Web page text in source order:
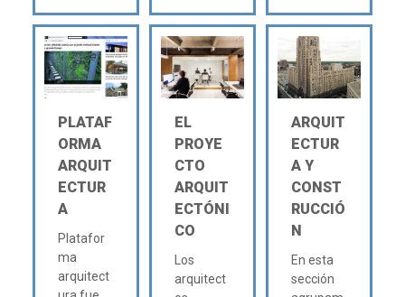
PLATAF
ORMA
ARQUIT
ECTUR
A
Platafor
ma
arquitect
EL
PROYE
CTO
ARQUIT
ECTÓNI
CO
Los
arquitect
ARQUIT
ECTUR
A Y
CONST
RUCCIÓ
N
En esta
sección